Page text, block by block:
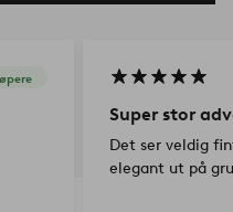
Super stor
Det ser veldig
elegant ut på